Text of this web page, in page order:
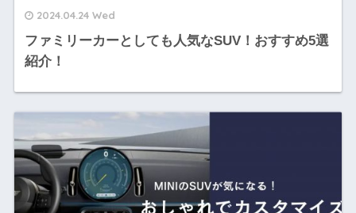
2024.04.24 Wed
ファミリーカーとしても人気なSUV！おすすめ5選
紹介！